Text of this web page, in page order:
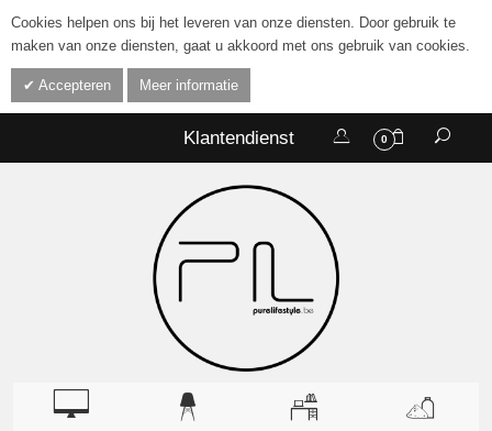
Cookies helpen ons bij het leveren van onze diensten. Door gebruik te
maken van onze diensten, gaat u akkoord met ons gebruik van cookies.
Accepteren Meer informatie
0
Klantendienst